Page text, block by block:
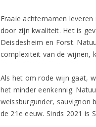
Fraaie achternamen
door zijn kwaliteit. Het is
Deisdesheim en Forst.
complexiteit van de wijnen,
Als het om rode wijn gaat,
het minder eenkennig.
weissburgunder, sauvignon
de 21e eeuw. Sinds 2021 is